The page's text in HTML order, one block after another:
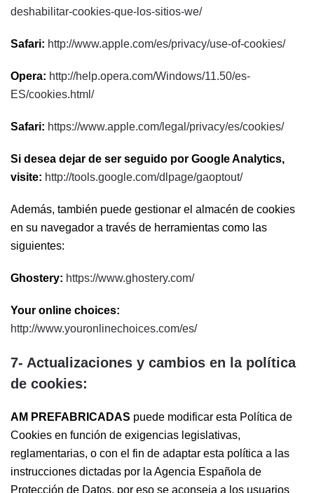
deshabilitar-cookies-que-los-sitios-we/
Safari: http://www.apple.com/es/privacy/use-of-cookies/
Opera: http://help.opera.com/Windows/11.50/es-
ES/cookies.html/
Safari: https://www.apple.com/legal/privacy/es/cookies/
Si desea dejar de ser seguido por Google Analytics,
visite: http://tools.google.com/dlpage/gaoptout/
Además, también puede gestionar el almacén de cookies
en su navegador a través de herramientas como las
siguientes:
Ghostery: https://www.ghostery.com/
Your online choices:
http://www.youronlinechoices.com/es/
7- Actualizaciones y cambios en la política
de cookies:
AM PREFABRICADAS puede modificar esta Política de
Cookies en función de exigencias legislativas,
reglamentarias, o con el fin de adaptar esta política a las
instrucciones dictadas por la Agencia Española de
Protección de Datos, por eso se aconseja a los usuarios